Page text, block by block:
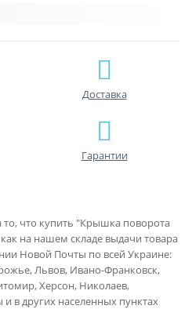
Доставка
Гарантии
что купить "Крышка поворота
на нашем складе выдачи товара
Новой Почты по всей Украине:
Львов, Ивано-Франковск,
Херсон, Николаев,
в других населенных пунктах